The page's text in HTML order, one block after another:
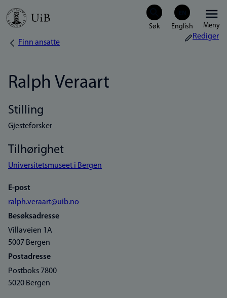
Hopp
Meny
Navigasjonssti
Finn ansatte
Rediger
Ralph Veraart
Stilling
Gjesteforsker
Tilhørighet
Universitetsmuseet i Bergen
E-post
ralph.veraart@uib.no
Besøksadresse
Villaveien 1A
5007 Bergen
Postadresse
Postboks 7800
5020 Bergen